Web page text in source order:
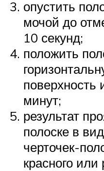
опустить
мочой до
10 секунд;
положить
поверхность
минут;
результат
полоске в
черточек-
красного или